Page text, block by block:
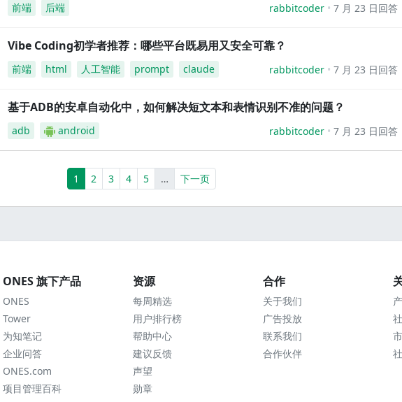
前端 后端 rabbitcoder 7 月 23 日回答
Vibe Coding初学者推荐：哪些平台既易用又安全可靠？
前端 html 人工智能 prompt claude rabbitcoder 7 月 23 日回答
基于ADB的安卓自动化中，如何解决短文本和表情识别不准的问题？
adb android rabbitcoder 7 月 23 日回答
1 (current)
2 3 4 5 …More下一页
ONES 旗下产品
ONES
Tower
为知笔记
企业问答
ONES.com
项目管理百科
资源
每周精选
用户排行榜
帮助中心
建议反馈
声望
勋章
合作
关于我们
广告投放
联系我们
合作伙伴